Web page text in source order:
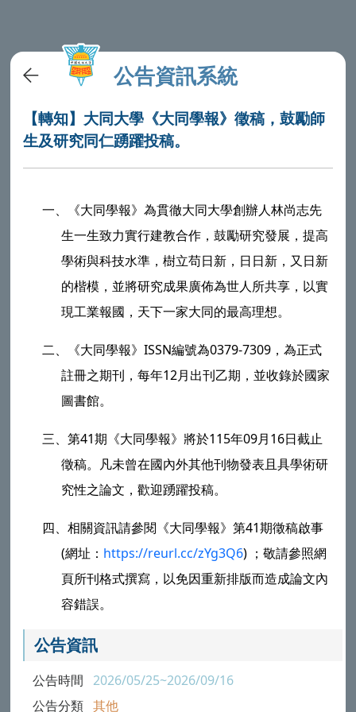
公告資訊系統
【轉知】大同大學《大同學報》徵稿，鼓勵師
生及研究同仁踴躍投稿。
一、
《大同學報》為貫徹大同大學創辦人林尚志先
生一生致力實行建教合作，鼓勵研究發展，提高
學術與科技水準，樹立苟日新，日日新，又日新
的楷模，並將研究成果廣佈為世人所共享，以實
現工業報國，天下一家大同的最高理想。
二、
《大同學報》ISSN編號為0379-7309，為正式
註冊之期刊，每年12月出刊乙期，並收錄於國家
圖書館。
三、第41期《大同學報》將於115年09月16日截止
徵稿。凡未曾在國內外其他刊物發表且具學術研
究性之論文，歡迎踴躍投稿。
四、相關資訊請參閱《大同學報》第41期徵稿啟事
(網址： https://reurl.cc/zYg3Q6) ；敬請參照網
頁所刊格式撰寫，以免因重新排版而造成論文內
容錯誤。
公告資訊
公告時間 2026/05/25~2026/09/16
公告分類 其他